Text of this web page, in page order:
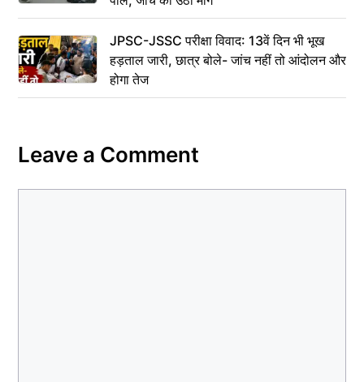
JPSC-JSSC परीक्षा विवाद: 13वें दिन भी भूख
हड़ताल जारी, छात्र बोले- जांच नहीं तो आंदोलन और
होगा तेज
Leave a Comment